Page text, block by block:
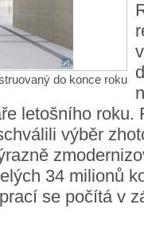
do konce roku
letošního roku.
výběr
34 milionů
se počítá v